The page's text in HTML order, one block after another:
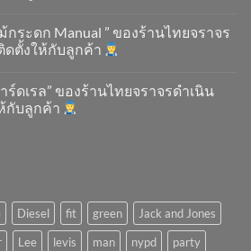
กระดก Manual ” ของร้านไทยจราจร
ดตั้ง​ให้กับลูกค้า
ร์ดเรล” ของร้านไทยจราจรดำเนิน
กับลูกค้า
Diesel fit green
Jack and Jones
Lee levis man nypd party